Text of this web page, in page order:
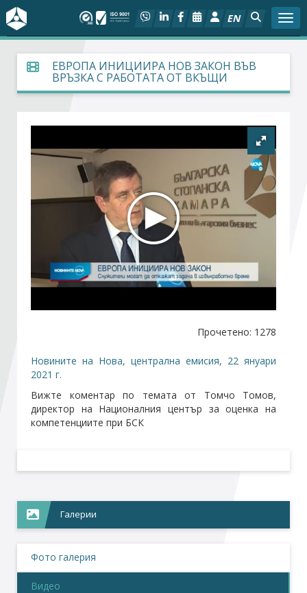
EN
За БСК
На фокус
Актуално
Социален диалог
Дейности
Проекти
Членове
ЕВРОПА ИНИЦИИРА НОВ ЗАКОН ВЪВ
ВРЪЗКА С РАБОТАТА ОТ ВКЪЩИ
Прочетено: 1278
Новините на Нова, централна емисия, 22 януари
2021 г.
Вижте коментар по темата от Томчо Томов,
директор на Националния център за оценка на
компетенциите при БСК
Галерии
Фото галерия
Видео